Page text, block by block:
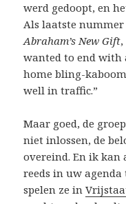
werd gedoopt, en
Als laatste
Abraham’s New Gift
wanted to end with
home bling-
well in traffic.”
Maar goed, de
niet inlossen, de
overeind. En ik
reeds in uw agenda
spelen ze in